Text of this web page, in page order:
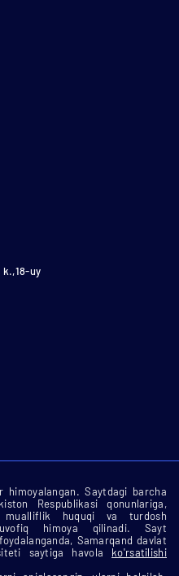
uy
himoyalangan. Saytdagi barcha
Respublikasi qonunlariga,
mualliflik huquqi va turdosh
himoya qilinadi. Sayt
Samarqand davlat
saytiga havola ko'rsatilishi